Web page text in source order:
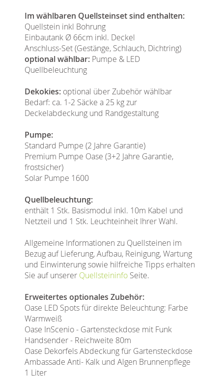
Im wählbaren Quellsteinset sind enthalten:
Quellstein inkl Bohrung
Einbautank Ø 66cm inkl. Deckel
Anschluss-Set (Gestänge, Schlauch, Dichtring)
optional wählbar: Pumpe & LED
Quellbeleuchtung
Dekokies: optional über Zubehör wählbar
Bedarf: ca. 1-2 Säcke a 25 kg zur
Deckelabdeckung und Randgestaltung
Pumpe:
Standard Pumpe (2 Jahre Garantie)
Premium Pumpe Oase (3+2 Jahre Garantie,
frostsicher)
Solar Pumpe 1600
Quellbeleuchtung:
enthält 1 Stk. Basismodul inkl. 10m Kabel und
Netzteil und 1 Stk. Leuchteinheit Ihrer Wahl.
Allgemeine Informationen zu Quellsteinen im
Bezug auf Lieferung, Aufbau, Reinigung, Wartung
und Einwinterung sowie hilfreiche Tipps erhalten
Sie auf unserer Quellsteininfo Seite.
Erweitertes optionales Zubehör:
Oase LED Spots für direkte Beleuchtung: Farbe
Warmweiß
Oase InScenio - Gartensteckdose mit Funk
Handsender - Reichweite 80m
Oase Dekorfels Abdeckung für Gartensteckdose
Ambassade Anti- Kalk und Algen Brunnenpflege
1 Liter